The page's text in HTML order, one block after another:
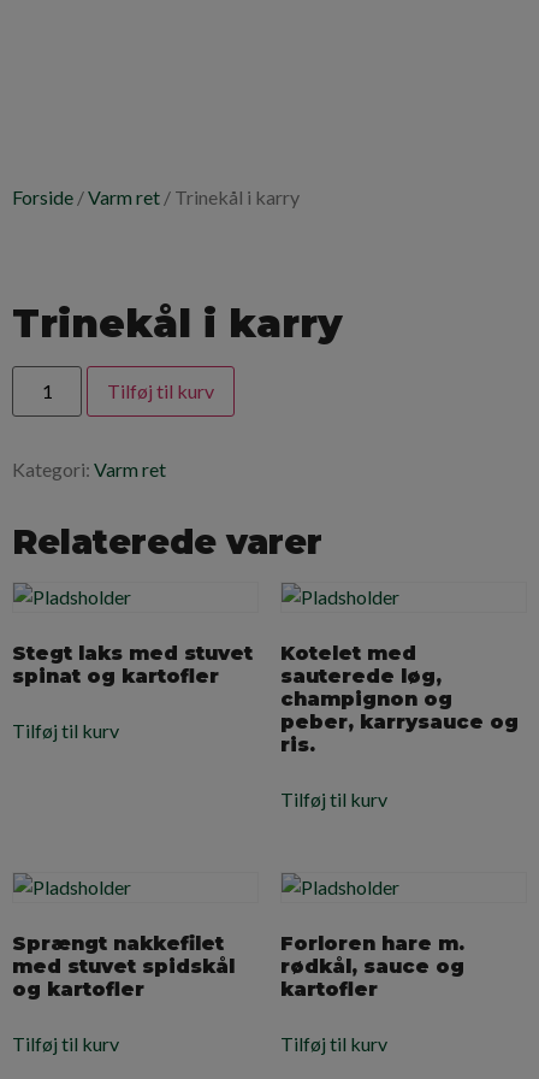
Forside /Varm ret / Trinekål i karry
Trinekål i karry
Tilføj til kurv
Kategori: Varm ret
Relaterede varer
Stegt laks med stuvet
spinat og kartofler
Tilføj til kurv
Kotelet med
sauterede løg,
champignon og
peber, karrysauce og
ris.
Tilføj til kurv
Sprængt nakkefilet
med stuvet spidskål
og kartofler
Tilføj til kurv
Forloren hare m.
rødkål, sauce og
kartofler
Tilføj til kurv